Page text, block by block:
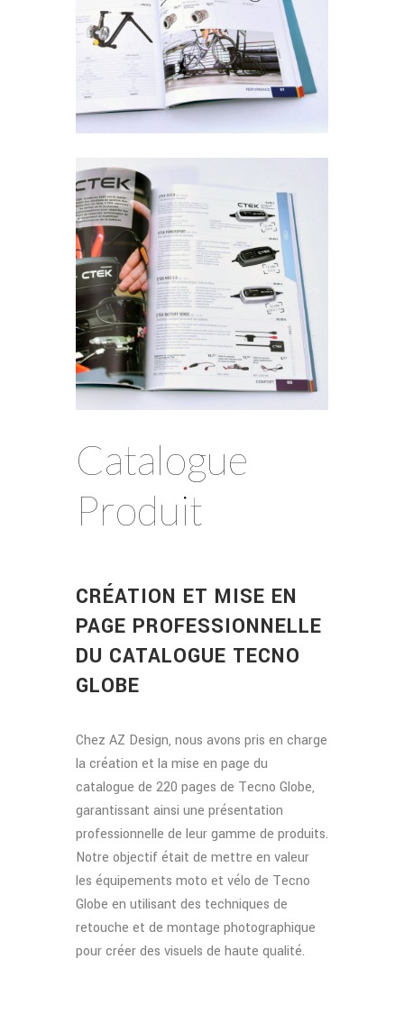
Catalogue
Produit
CRÉATION ET MISE EN
PAGE PROFESSIONNELLE
DU CATALOGUE TECNO
GLOBE
Chez AZ Design, nous avons pris en charge
la création et la mise en page du
catalogue de 220 pages de Tecno Globe,
garantissant ainsi une présentation
professionnelle de leur gamme de produits.
Notre objectif était de mettre en valeur
les équipements moto et vélo de Tecno
Globe en utilisant des techniques de
retouche et de montage photographique
pour créer des visuels de haute qualité.